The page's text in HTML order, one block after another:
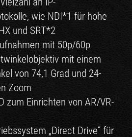
wie NDI*1 für hohe
und SRT*2
mit 50p/60p
mit einem
von 74,1 Grad und 24-
Zoom
zum Einrichten von AR­/VR-
„Direct Drive“ für